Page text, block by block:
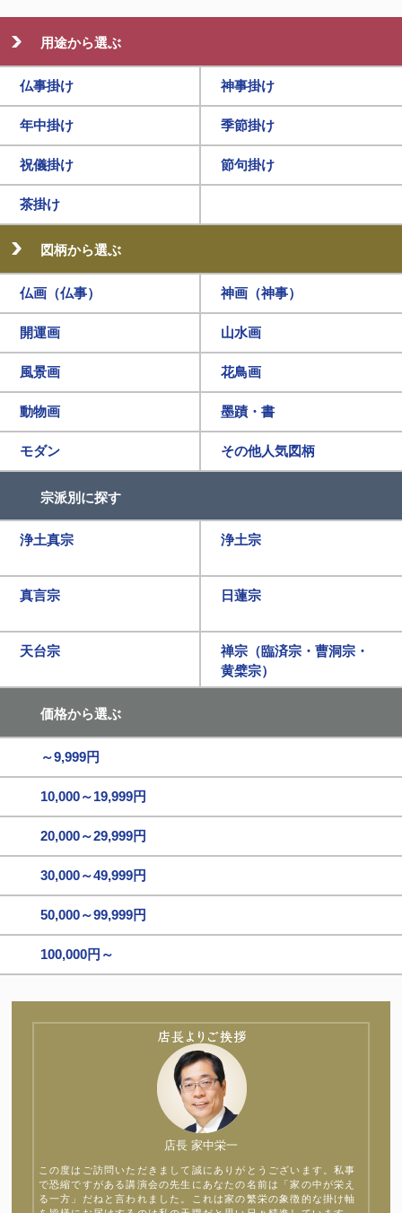
用途から選ぶ
仏事掛け 神事掛け
年中掛け 季節掛け
祝儀掛け 節句掛け
茶掛け
図柄から選ぶ
仏画（仏事） 神画（神事）
開運画 山水画
風景画 花鳥画
動物画 墨蹟・書
モダン その他人気図柄
宗派別に探す
浄土真宗 浄土宗
真言宗 日蓮宗
天台宗
禅宗（臨済宗・曹洞宗・
黄檗宗）
価格から選ぶ
～9,999円
10,000～19,999円
20,000～29,999円
30,000～49,999円
50,000～99,999円
100,000円～
店長 家中栄一
この度はご訪問いただきまして誠にありがとうございます。私事
で恐縮ですがある講演会の先生にあなたの名前は「家の中が栄え
る一方」だねと言われました。これは家の繁栄の象徴的な掛け軸